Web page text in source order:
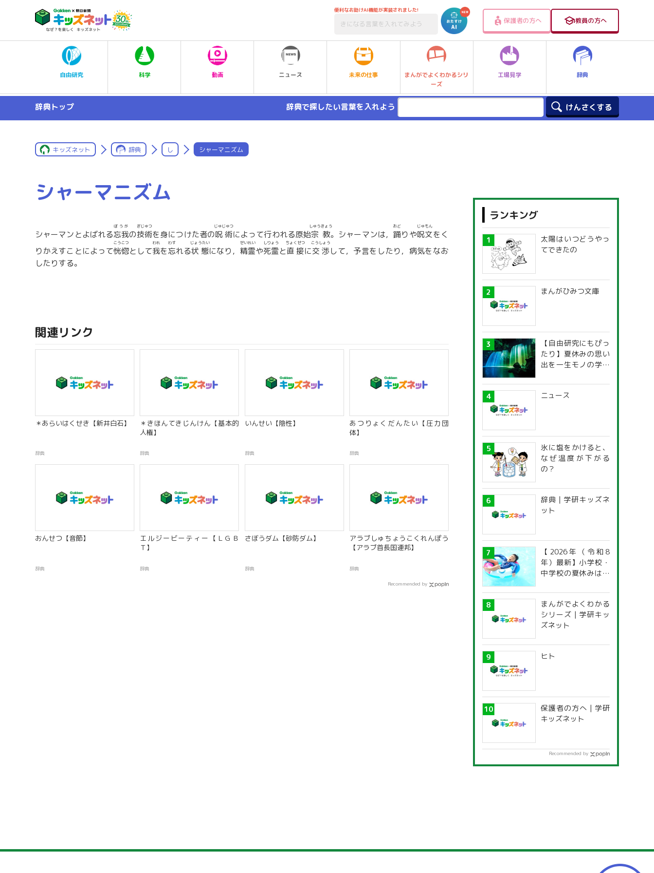
便利なお助けAI機能が実装されました!
保護者の方へ 教員の方へ
自由研究 科学 動画 ニュース 未来の仕事
まんがでよくわかるシリ
ーズ
工場見学 辞典
辞典トップ 辞典で探したい言葉を入れよう
キッズネット 辞典 し シャーマニズム
シャーマニズム
シャーマンとよばれる忘我
ぼうが
の技術
ぎじゅつ
を身につけた者の呪術
じゅじゅつ
によって行われる原始宗教
しゅうきょう
。シャーマンは， 踊
おど
りや呪文
じゅもん
をく
りかえすことによって恍惚
こうこつ
として我
われ
を忘
わす
れる状態
じょうたい
になり， 精霊
せいれい
や死霊
しりょう
と直接
ちょくせつ
に交渉
こうしょう
して，予言をしたり，病気をなお
したりする。
関連リンク
＊あらいはくせき【新井白石】
辞典
＊きほんてきじんけん【基本的
人権】
辞典
いんせい【陰性】
辞典
あつりょくだんたい【圧力団
体】
辞典
おんせつ【音節】
辞典
エルジービーティー【ＬＧＢ
Ｔ】
辞典
さぼうダム【砂防ダム】
辞典
アラブしゅちょうこくれんぽう
【アラブ首長国連邦】
辞典
Recommended by
ランキング
太陽はいつどうやっ
てできたの
まんがひみつ文庫
【自由研究にもぴっ
たり】夏休みの思い
出を一生モノの学び
探究ガイド
ニュース
氷に塩をかけると、
なぜ温度が下がる
の？
辞典 | 学研キッズネ
ット
【2026年（令和8
年）最新】小学校・
中学校の夏休みはい
道府県別「夏季休暇
一覧」
まんがでよくわかる
シリーズ | 学研キッ
ズネット
ヒト
保護者の方へ | 学研
キッズネット
Recommended by